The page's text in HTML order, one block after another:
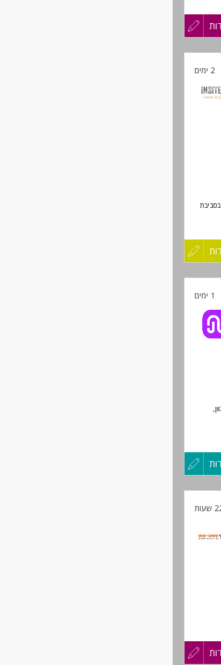
עדכון
2 ימים
עדכון
1 ימים
עדכון
עדכון